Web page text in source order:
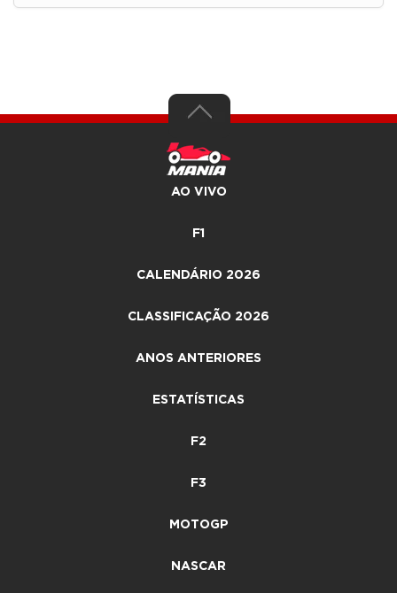
AO VIVO
F1
CALENDÁRIO 2026
CLASSIFICAÇÃO 2026
ANOS ANTERIORES
ESTATÍSTICAS
F2
F3
MOTOGP
NASCAR